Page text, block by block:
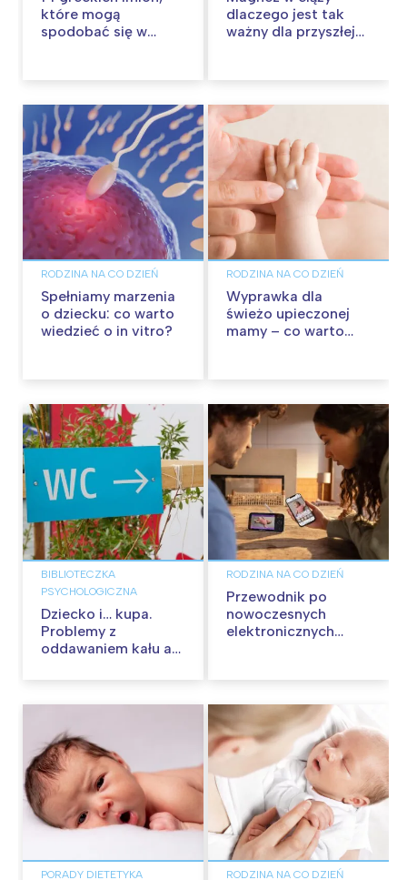
które mogą
spodobać się w
dlaczego jest tak
ważny dla przyszłej
RODZINA NA CO DZIEŃ
Spełniamy marzenia
o dziecku: co warto
wiedzieć o in vitro?
RODZINA NA CO DZIEŃ
Wyprawka dla
świeżo upieczonej
mamy – co warto
BIBLIOTECZKA
PSYCHOLOGICZNA
Dziecko i… kupa.
Problemy z
oddawaniem kału a
nerwowym
RODZINA NA CO DZIEŃ
Przewodnik po
nowoczesnych
elektronicznych
swojej rodziny?
PORADY DIETETYKA RODZINA NA CO DZIEŃ